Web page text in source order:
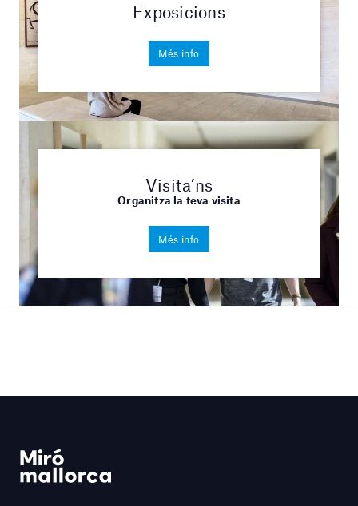
Exposicions
Més info
Visita’ns
Organitza la teva visita
Més info